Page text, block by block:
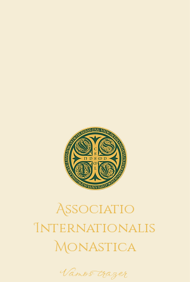
Associatio
Internationalis
MonAstica
Vamos trazer